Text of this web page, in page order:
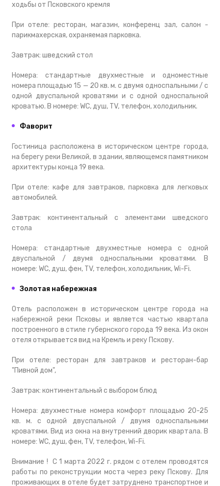
ходьбы от Псковского кремля
При отеле: ресторан, магазин, конференц зал, салон -
парикмахерская, охраняемая парковка.
Завтрак: шведский стол
Номера: стандартные двухместные и одноместные
номера площадью 15 — 20 кв. м. с двумя односпальными / с
одной двуспальной кроватями и с одной односпальной
кроватью. В номере: WC, душ, TV, телефон, холодильник.
Фаворит
Гостиница расположена в историческом центре города,
на берегу реки Великой, в здании, являющемся памятником
архитектуры конца 19 века.
При отеле: кафе для завтраков, парковка для легковых
автомобилей.
Завтрак: континентальный с элементами шведского
стола
Номера: стандартные двухместные номера с одной
двуспальной / двумя односпальными кроватями. В
номере: WC, душ, фен, TV, телефон, холодильник, Wi-Fi.
Золотая набережная
Отель расположен в историческом центре города на
набережной реки Псковы и является частью квартала
построенного в стиле губернского города 19 века. Из окон
отеля открывается вид на Кремль и реку Пскову.
При отеле: ресторан для завтраков и ресторан-бар
"Пивной дом",
Завтрак: континентальный с выбором блюд
Номера: двухместные номера комфорт площадью 20-25
кв. м. с одной двуспальной / двумя односпальными
кроватями. Вид из окна на внутренний дворик квартала. В
номере: WC, душ, фен, TV, телефон, Wi-Fi.
Внимание ! С 1 марта 2022 г. рядом с отелем проводятся
работы по реконструкции моста через реку Пскову. Для
проживающих в отеле будет затруднено транспортное и